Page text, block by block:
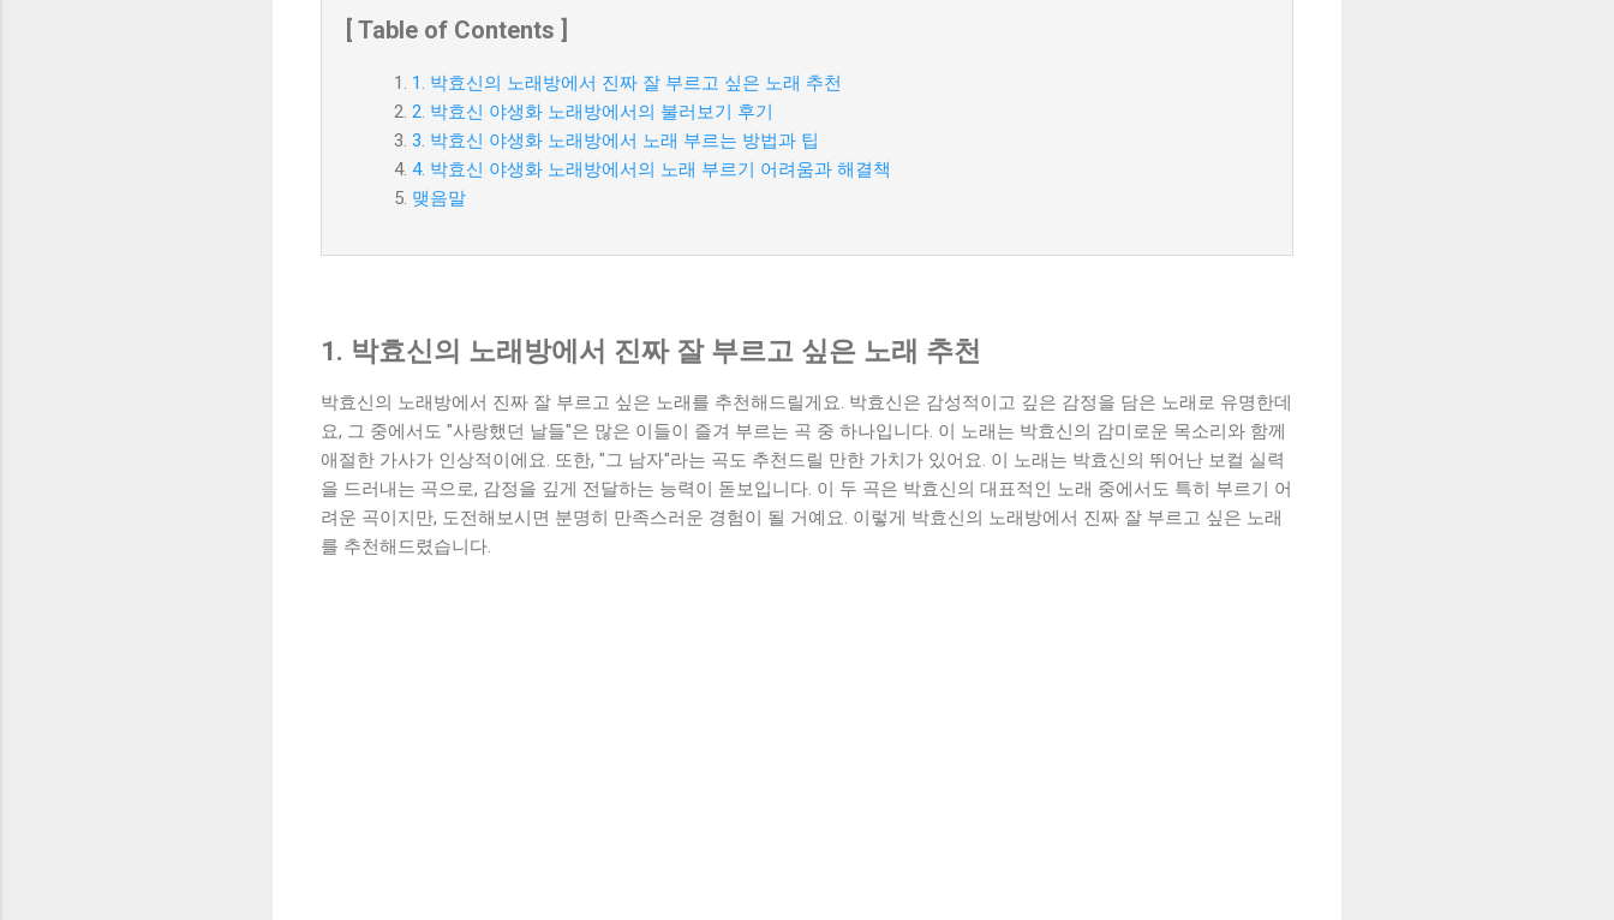
[ Table of Contents ]
1. 박효신의 노래방에서 진짜 잘 부르고 싶은 노래 추천
2. 박효신 야생화 노래방에서의 불러보기 후기
3. 박효신 야생화 노래방에서 노래 부르는 방법과 팁
4. 박효신 야생화 노래방에서의 노래 부르기 어려움과 해결책
맺음말
1. 박효신의 노래방에서 진짜 잘 부르고 싶은 노래 추천
박효신의 노래방에서 진짜 잘 부르고 싶은 노래를 추천해드릴게요. 박효신은 감성적이고 깊은 감정을 담은 노래로 유명한데
요, 그 중에서도 "사랑했던 날들"은 많은 이들이 즐겨 부르는 곡 중 하나입니다. 이 노래는 박효신의 감미로운 목소리와 함께
애절한 가사가 인상적이에요. 또한, "그 남자"라는 곡도 추천드릴 만한 가치가 있어요. 이 노래는 박효신의 뛰어난 보컬 실력
을 드러내는 곡으로, 감정을 깊게 전달하는 능력이 돋보입니다. 이 두 곡은 박효신의 대표적인 노래 중에서도 특히 부르기 어
려운 곡이지만, 도전해보시면 분명히 만족스러운 경험이 될 거예요. 이렇게 박효신의 노래방에서 진짜 잘 부르고 싶은 노래
를 추천해드렸습니다.